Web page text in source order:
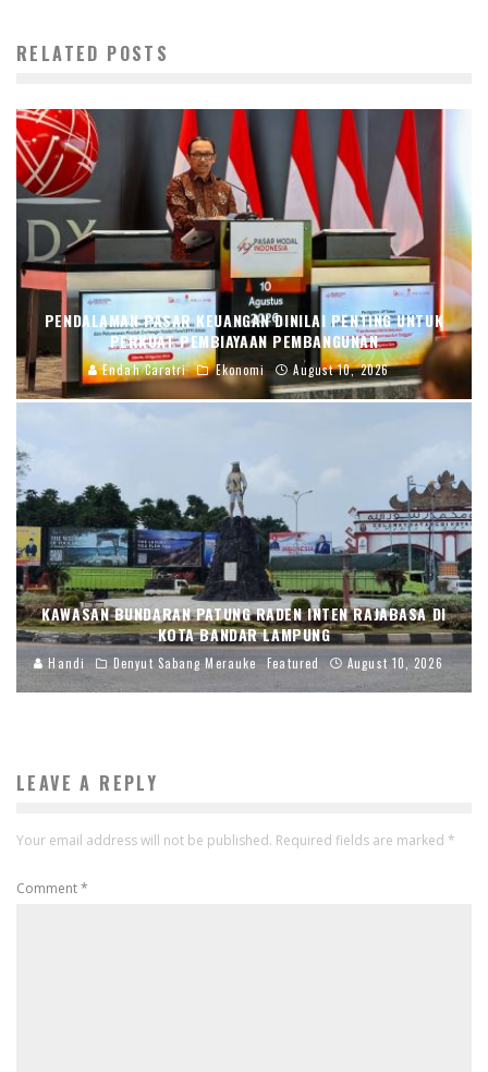
RELATED POSTS
PENDALAMAN PASAR KEUANGAN DINILAI PENTING UNTUK
PERKUAT PEMBIAYAAN PEMBANGUNAN
Endah Caratri Ekonomi August 10, 2026
KAWASAN BUNDARAN PATUNG RADEN INTEN RAJABASA DI
KOTA BANDAR LAMPUNG
Handi Denyut Sabang Merauke Featured August 10, 2026
LEAVE A REPLY
Your email address will not be published. Required fields are marked *
Comment*